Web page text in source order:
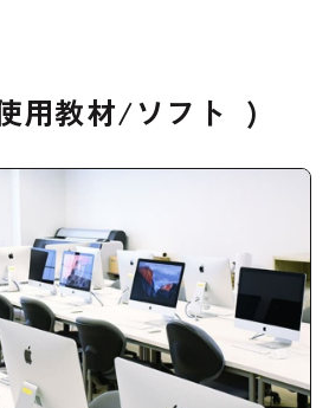
用教材/ソフト )